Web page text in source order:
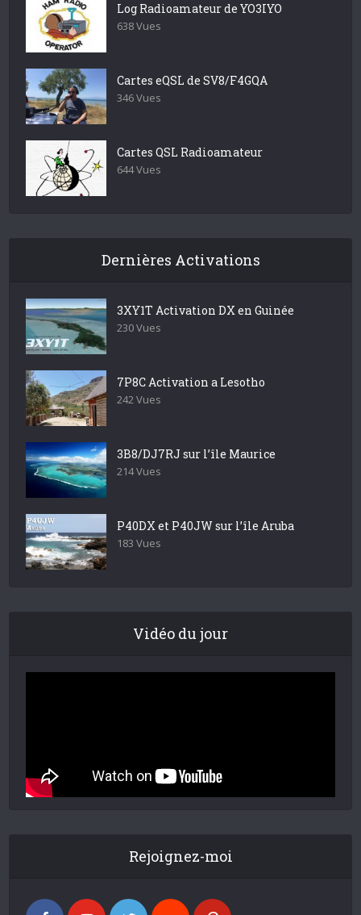
Log Radioamateur de YO3IYO
638 Vues
Cartes eQSL de SV8/F4GQA
346 Vues
Cartes QSL Radioamateur
644 Vues
Dernières Activations
3XY1T Activation DX en Guinée
230 Vues
7P8C Activation a Lesotho
242 Vues
3B8/DJ7RJ sur l’île Maurice
214 Vues
P40DX et P40JW sur l’île Aruba
183 Vues
Vidéo du jour
Rejoignez-moi